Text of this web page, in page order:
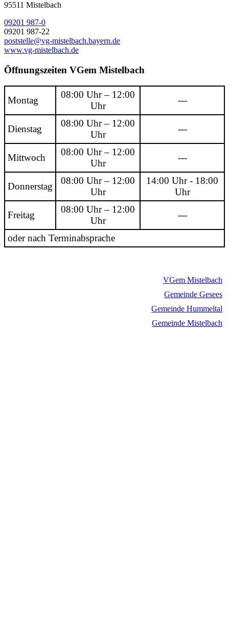
95511 Mistelbach
09201 987-0
09201 987-22
poststelle@vg-mistelbach.bayern.de
www.vg-mistelbach.de
Öffnungszeiten VGem Mistelbach
Montag
08:00 Uhr – 12:00
Uhr
---
Dienstag
08:00 Uhr – 12:00
Uhr
---
Mittwoch
08:00 Uhr – 12:00
Uhr
---
Donnerstag
08:00 Uhr – 12:00
Uhr
14:00 Uhr - 18:00
Uhr
Freitag
08:00 Uhr – 12:00
Uhr
---
oder nach Terminabsprache
VGem Mistelbach
Gemeinde Gesees
Gemeinde Hummeltal
Gemeinde Mistelbach